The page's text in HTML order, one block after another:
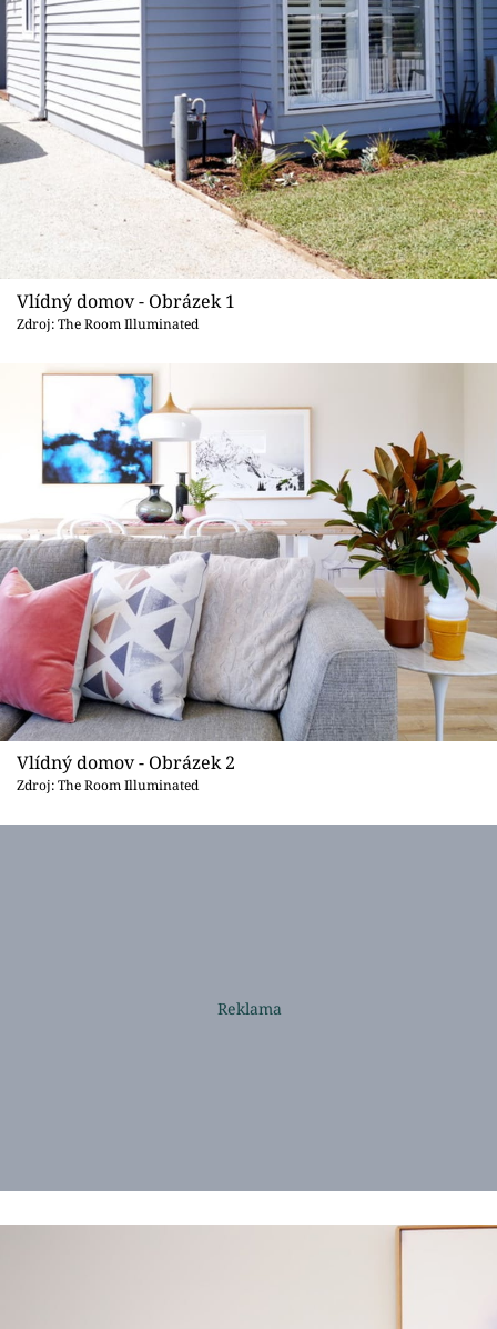
Přihlášení
Sledujte nás
Vlídný domov - Obrázek 1
Zdroj: The Room Illuminated
Vlídný domov - Obrázek 2
Zdroj: The Room Illuminated